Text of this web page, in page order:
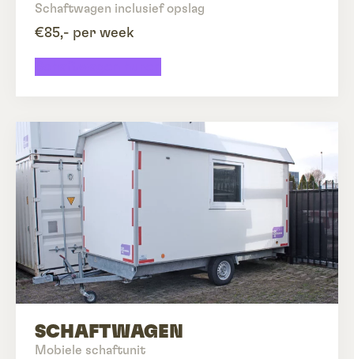
Schaftwagen inclusief opslag
€85,- per week
SCHAFTWAGEN
Mobiele schaftunit